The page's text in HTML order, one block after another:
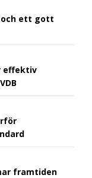
och ett gott
effektiv
framtiden